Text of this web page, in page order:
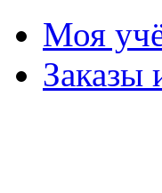
Моя
Заказы